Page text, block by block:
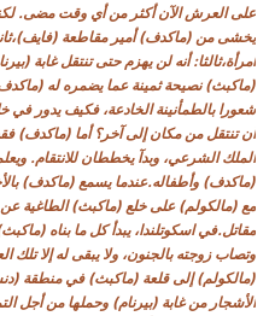
على العرش الآن أكثر من أي وقت مضى. لكنهن
يخشى من (ماكدف) أمير مقاطعة
امرأة،ثالثا: أنه لن يهزم حتى تنتقل غابة
(ماكبث) نصيحة ثمينة عما يضمره له
شعورا بالطمأنينة الخادعة، فكيف يدور في
أن تنتقل من مكان إلى آخر؟ أما (ماكدف)
الملك الشرعي، وبدآ يخططان للانتقام.
(ماكدف) وأطفاله.عندما يسمع (ماكدف)
مع (مالكولم) على خلع (ماكبث) الطاغية عن
مقاتل.في اسكوتلندا، يبدأ كل ما بناه
وتصاب زوجته بالجنون، ولا يبقى له إلا
(مالكولم) إلى قلعة (ماكبث) في منطقة
الأشجار من غابة (بيرنام) وحملها من أجل